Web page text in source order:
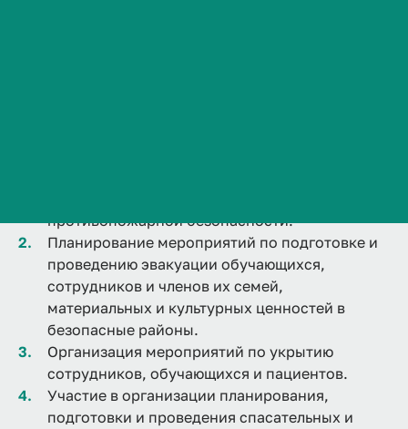
противопожарной безопасности.
Планирование мероприятий по подготовке и
проведению эвакуации обучающихся,
сотрудников и членов их семей,
материальных и культурных ценностей в
безопасные районы.
Организация мероприятий по укрытию
сотрудников, обучающихся и пациентов.
Участие в организации планирования,
подготовки и проведения спасательных и